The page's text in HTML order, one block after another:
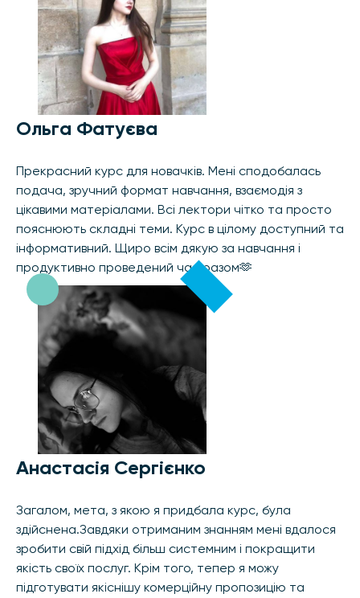
Ольга Фатуєва
Прекрасний курс для новачків. Мені сподобалась
подача, зручний формат навчання, взаємодія з
цікавими матеріалами. Всі лектори чітко та просто
пояснюють складні теми. Курс в цілому доступний та
інформативний. Щиро всім дякую за навчання і
продуктивно проведений час разом🫶
Анастасія Сергієнко
Загалом, мета, з якою я придбала курс, була
здійснена.Завдяки отриманим знанням мені вдалося
зробити свій підхід більш системним і покращити
якість своїх послуг. Крім того, тепер я можу
підготувати якіснішу комерційну пропозицію та